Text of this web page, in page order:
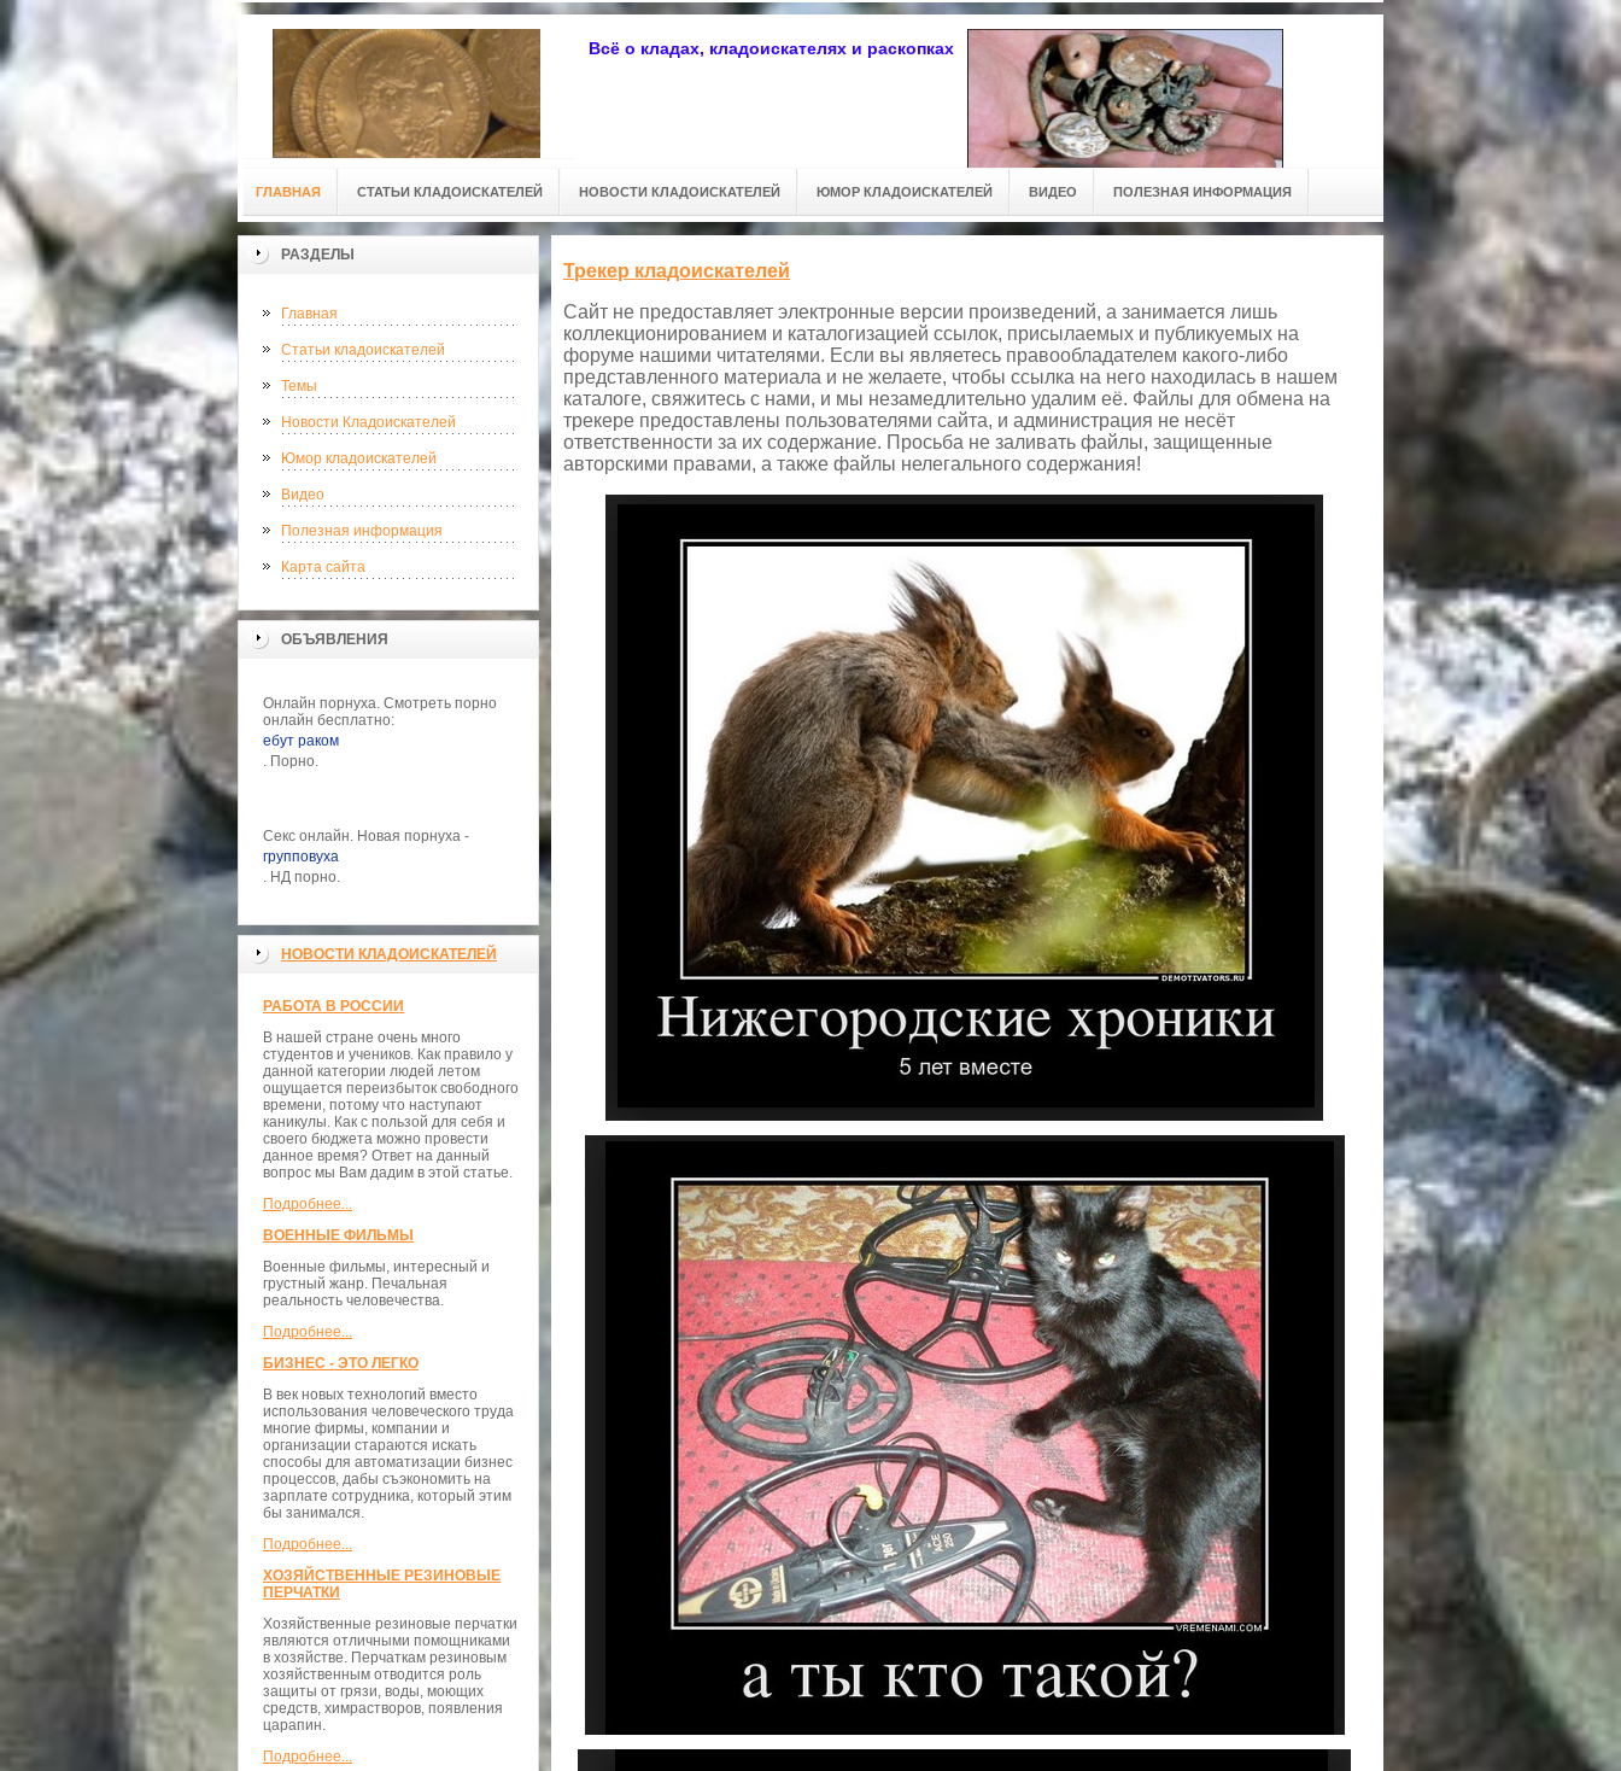
Всё о кладах, кладоискателях и раскопках
ГЛАВНАЯ СТАТЬИ КЛАДОИСКАТЕЛЕЙ НОВОСТИ КЛАДОИСКАТЕЛЕЙ ЮМОР КЛАДОИСКАТЕЛЕЙ ВИДЕО ПОЛЕЗНАЯ ИНФОРМАЦИЯ
РАЗДЕЛЫ
Главная
Статьи кладоискателей
Темы
Новости Кладоискателей
Юмор кладоискателей
Видео
Полезная информация
Карта сайта
ОБЪЯВЛЕНИЯ
Онлайн порнуха. Смотреть порно
онлайн бесплатно:
ебут раком
. Порно.
Секс онлайн. Новая порнуха -
групповуха
. НД порно.
НОВОСТИ КЛАДОИСКАТЕЛЕЙ
РАБОТА В РОССИИ
В нашей стране очень много
студентов и учеников. Как правило у
данной категории людей летом
ощущается переизбыток свободного
времени, потому что наступают
каникулы. Как с пользой для себя и
своего бюджета можно провести
данное время? Ответ на данный
вопрос мы Вам дадим в этой статье.
Подробнее...
ВОЕННЫЕ ФИЛЬМЫ
Военные фильмы, интересный и
грустный жанр. Печальная
реальность человечества.
Подробнее...
БИЗНЕС - ЭТО ЛЕГКО
В век новых технологий вместо
использования человеческого труда
многие фирмы, компании и
организации стараются искать
способы для автоматизации бизнес
процессов, дабы съэкономить на
зарплате сотрудника, который этим
бы занимался.
Подробнее...
ХОЗЯЙСТВЕННЫЕ РЕЗИНОВЫЕ
ПЕРЧАТКИ
Хозяйственные резиновые перчатки
являются отличными помощниками
в хозяйстве. Перчаткам резиновым
хозяйственным отводится роль
защиты от грязи, воды, моющих
средств, химрастворов, появления
царапин.
Подробнее...
Трекер кладоискателей
Сайт не предоставляет электронные версии произведений, а занимается лишь
коллекционированием и каталогизацией ссылок, присылаемых и публикуемых на
форуме нашими читателями. Если вы являетесь правообладателем какого-либо
представленного материала и не желаете, чтобы ссылка на него находилась в нашем
каталоге, свяжитесь с нами, и мы незамедлительно удалим её. Файлы для обмена на
трекере предоставлены пользователями сайта, и администрация не несёт
ответственности за их содержание. Просьба не заливать файлы, защищенные
авторскими правами, а также файлы нелегального содержания!